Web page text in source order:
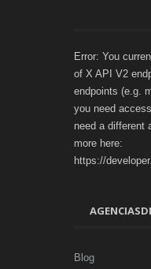
Error: You
of X API V2
endpoints (e.g.
you need
need a different
more here:
https://
Blog